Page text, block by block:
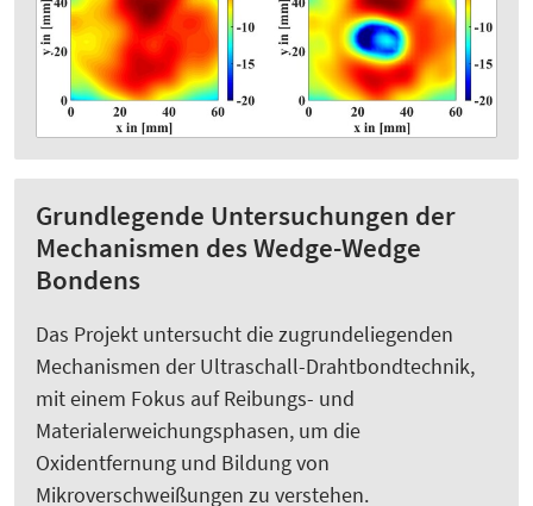
Grundlegende Untersuchungen der
Mechanismen des Wedge-Wedge
Bondens
Das Projekt untersucht die zugrundeliegenden
Mechanismen der Ultraschall-Drahtbondtechnik,
mit einem Fokus auf Reibungs- und
Materialerweichungsphasen, um die
Oxidentfernung und Bildung von
Mikroverschweißungen zu verstehen.